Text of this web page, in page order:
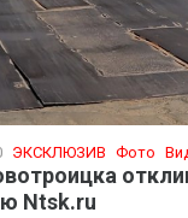
ЭКСКЛЮЗИВ Фото
Ntsk.ru